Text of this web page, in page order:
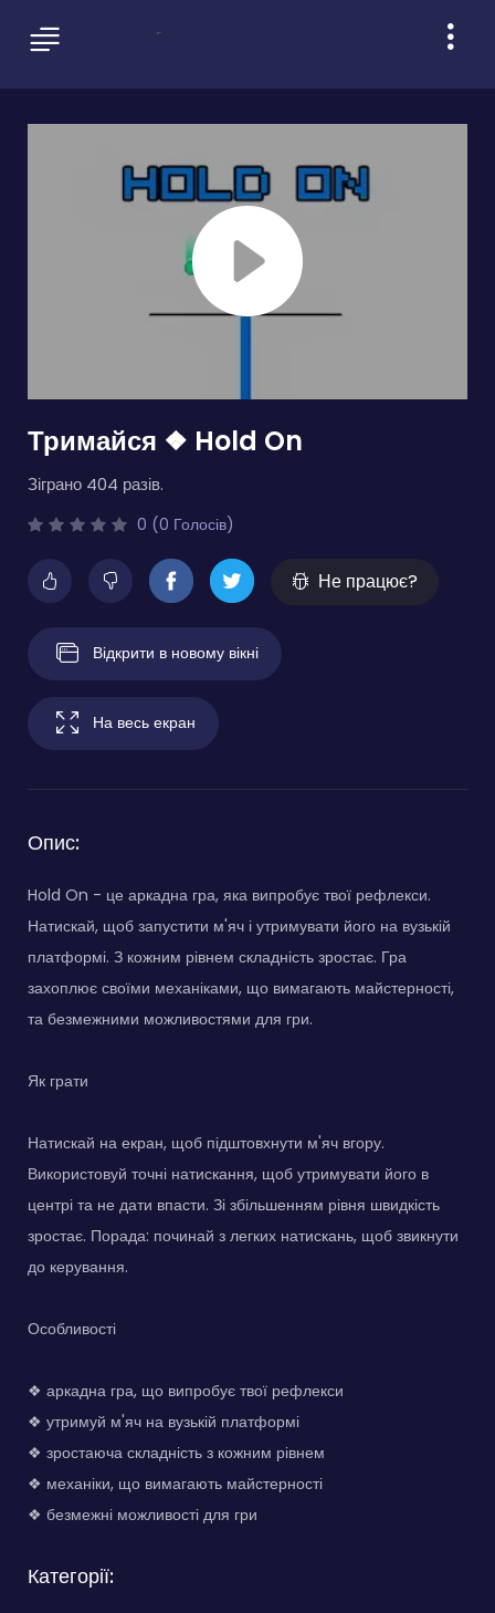
Тримайся ❖ Hold On
Зіграно 404 разів.
0 (0 Голосів)
Не працює?
Відкрити в новому вікні
На весь екран
Опис:
Hold On - це аркадна гра, яка випробує твої рефлекси.
Натискай, щоб запустити м'яч і утримувати його на вузькій
платформі. З кожним рівнем складність зростає. Гра
захоплює своїми механіками, що вимагають майстерності,
та безмежними можливостями для гри.
Як грати
Натискай на екран, щоб підштовхнути м'яч вгору.
Використовуй точні натискання, щоб утримувати його в
центрі та не дати впасти. Зі збільшенням рівня швидкість
зростає. Порада: починай з легких натискань, щоб звикнути
до керування.
Особливості
❖ аркадна гра, що випробує твої рефлекси
❖ утримуй м'яч на вузькій платформі
❖ зростаюча складність з кожним рівнем
❖ механіки, що вимагають майстерності
❖ безмежні можливості для гри
Категорії: